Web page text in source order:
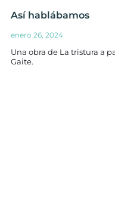
Así hablábamos
enero 26, 2024
Una obra de La tristura a
Gaite.